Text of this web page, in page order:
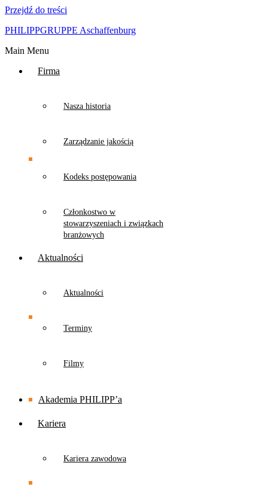
Przejdź do treści
PHILIPPGRUPPE Aschaffenburg
Main Menu
Firma
Nasza historia
Zarządzanie jakością
Kodeks postępowania
Członkostwo w
stowarzyszeniach i związkach
branżowych
Aktualności
Aktualności
Terminy
Filmy
Akademia PHILIPP’a
Kariera
Kariera zawodowa